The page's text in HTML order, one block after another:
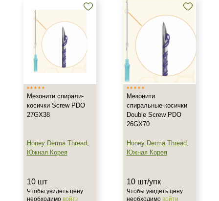
Страна
Южная Корея
Тип товара
Действие
Назначение против
Потеря эластичности
Птоз
Мезонити спирали-
косички Screw PDO
27GX38
Honey Derma Thread,
Южная Корея
10 шт
Чтобы увидеть цену
необходимо войти
Мезонити
спиральные-косички
Double Screw PDO
26GX70
Honey Derma Thread,
Южная Корея
10 шт/упк
Чтобы увидеть цену
необходимо войти